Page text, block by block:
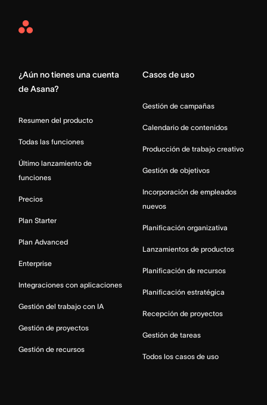
Asana
¿Aún no tienes una cuenta
de Asana?
Resumen del producto
Todas las funciones
Último lanzamiento de
funciones
Precios
Plan Starter
Plan Advanced
Enterprise
Integraciones con aplicaciones
Gestión del trabajo con IA
Gestión de proyectos
Gestión de recursos
Casos de uso
Gestión de campañas
Calendario de contenidos
Producción de trabajo creativo
Gestión de objetivos
Incorporación de empleados
nuevos
Planificación organizativa
Lanzamientos de productos
Planificación de recursos
Planificación estratégica
Recepción de proyectos
Gestión de tareas
Todos los casos de uso